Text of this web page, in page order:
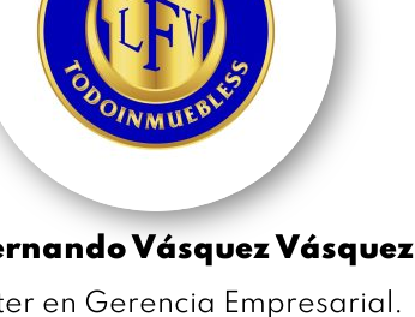
Vásquez Vásquez
en Gerencia Empresarial.